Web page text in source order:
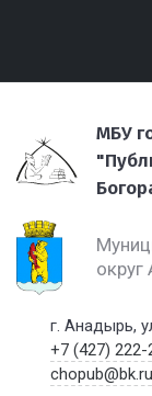
МБУ
г. Анадырь,
+7 (427) 222-
chopub@bk.ru